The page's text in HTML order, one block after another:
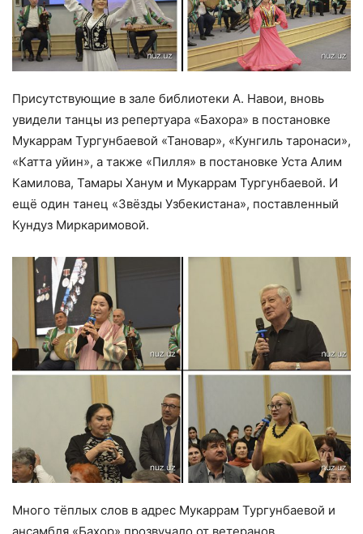
Присутствующие в зале библиотеки А. Навои, вновь
увидели танцы из репертуара «Бахора» в постановке
Мукаррам Тургунбаевой «Тановар», «Кунгиль таронаси»,
«Катта уйин», а также «Пилля» в постановке Уста Алим
Камилова, Тамары Ханум и Мукаррам Тургунбаевой. И
ещё один танец «Звёзды Узбекистана», поставленный
Кундуз Миркаримовой.
Много тёплых слов в адрес Мукаррам Тургунбаевой и